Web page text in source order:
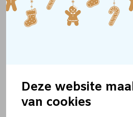
Deze website
van cookies